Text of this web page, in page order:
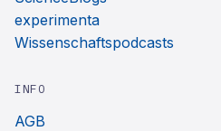
experimenta
Wissenschaftspodcasts
INFO
AGB